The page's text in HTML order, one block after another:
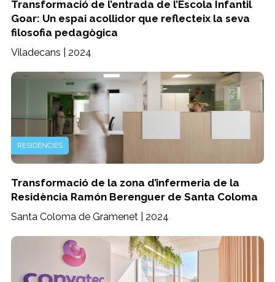
Transformació de l’entrada de l’Escola Infantil
Goar: Un espai acollidor que reflecteix la seva
filosofia pedagògica
Viladecans | 2024
RESIDÈNCIES
Transformació de la zona d’infermeria de la
Residència Ramón Berenguer de Santa Coloma
Santa Coloma de Gramenet | 2024